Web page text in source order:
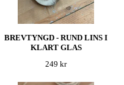
BREVTYNGD - RUND LINS I
KLART GLAS
249 kr